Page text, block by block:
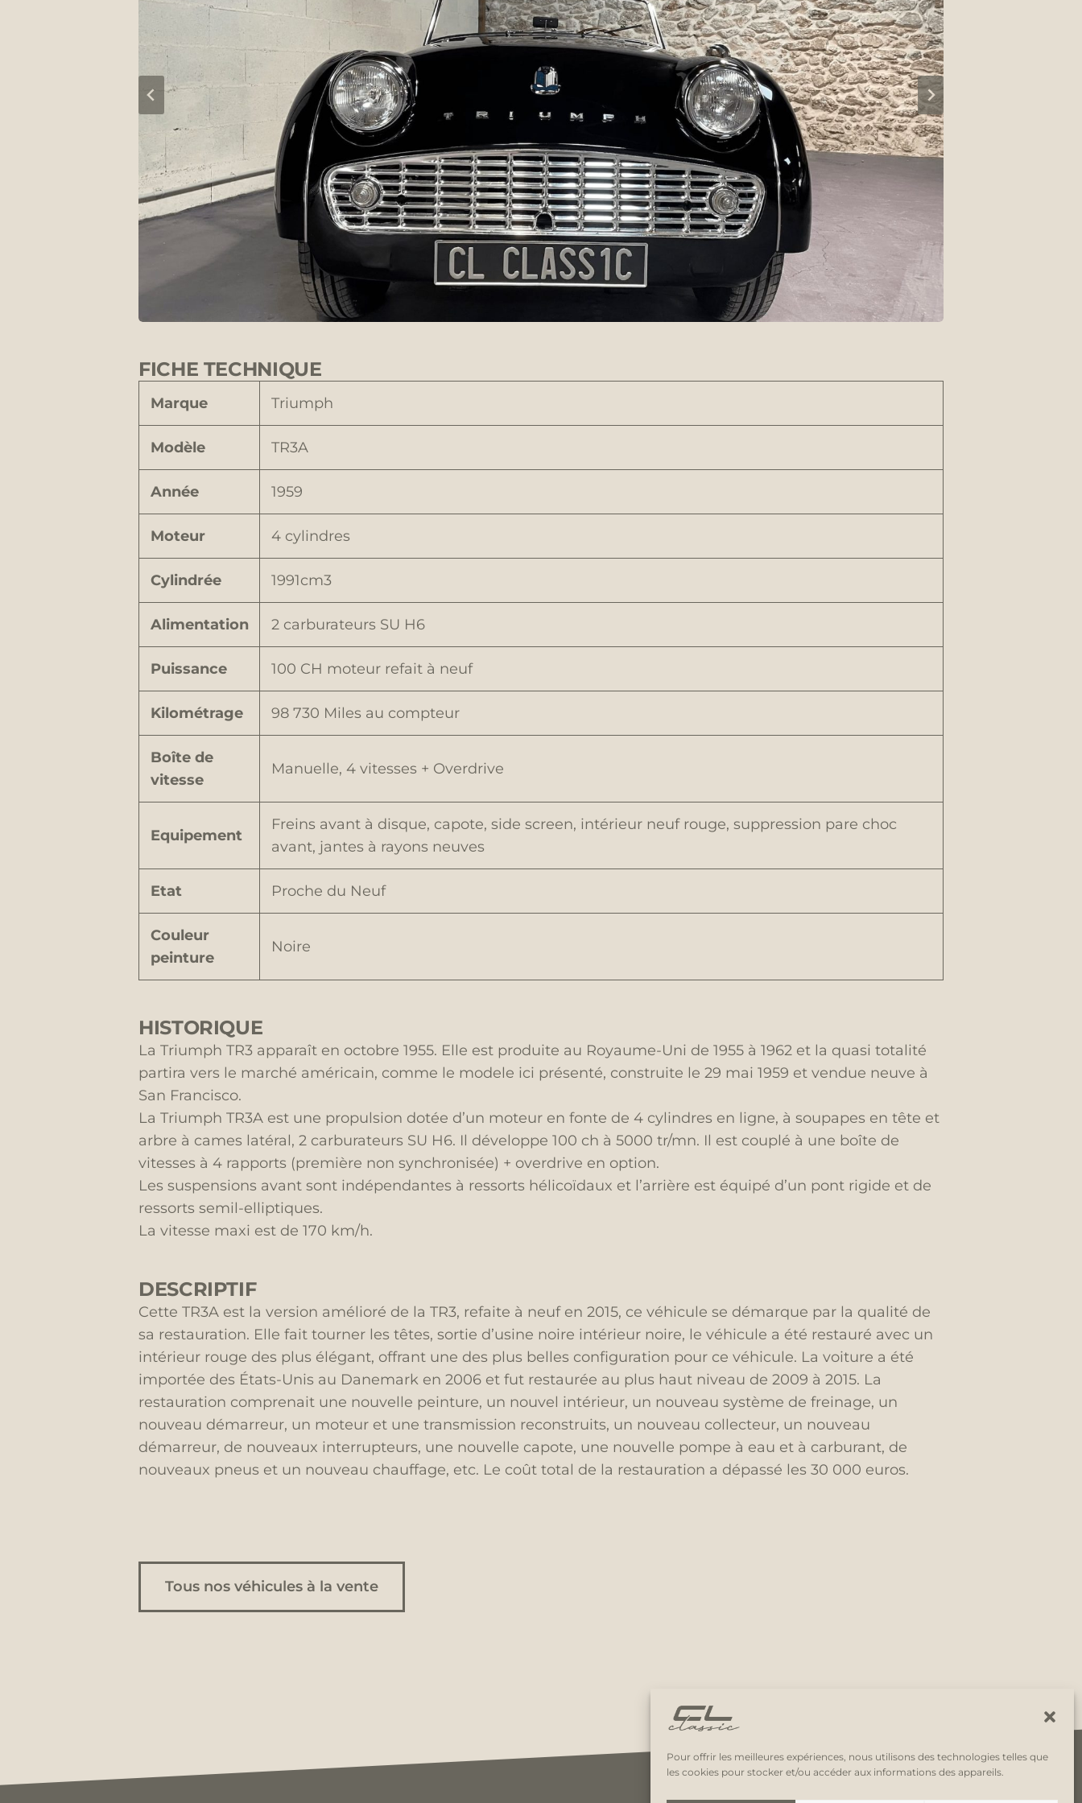
Pour offrir les meilleures expériences, nous utilisons des technologies telles que
les cookies pour stocker et/ou accéder aux informations des appareils.
FICHE TECHNIQUE
Marque Triumph
Modèle TR3A
Année 1959
Moteur 4 cylindres
Cylindrée 1991cm3
Alimentation 2 carburateurs SU H6
Puissance 100 CH moteur refait à neuf
Kilométrage 98 730 Miles au compteur
Boîte de
vitesse
Manuelle, 4 vitesses + Overdrive
Equipement
Freins avant à disque, capote, side screen, intérieur neuf rouge, suppression pare choc
avant, jantes à rayons neuves
Etat Proche du Neuf
Couleur
peinture
Noire
HISTORIQUE
La Triumph TR3 apparaît en octobre 1955. Elle est produite au Royaume-Uni de 1955 à 1962 et la quasi totalité
partira vers le marché américain, comme le modele ici présenté, construite le 29 mai 1959 et vendue neuve à
San Francisco.
La Triumph TR3A est une propulsion dotée d’un moteur en fonte de 4 cylindres en ligne, à soupapes en tête et
arbre à cames latéral, 2 carburateurs SU H6. Il développe 100 ch à 5000 tr/mn. Il est couplé à une boîte de
vitesses à 4 rapports (première non synchronisée) + overdrive en option.
Les suspensions avant sont indépendantes à ressorts hélicoïdaux et l’arrière est équipé d’un pont rigide et de
ressorts semil-elliptiques.
La vitesse maxi est de 170 km/h.
DESCRIPTIF
Cette TR3A est la version amélioré de la TR3, refaite à neuf en 2015, ce véhicule se démarque par la qualité de
sa restauration. Elle fait tourner les têtes, sortie d’usine noire intérieur noire, le véhicule a été restauré avec un
intérieur rouge des plus élégant, offrant une des plus belles configuration pour ce véhicule. La voiture a été
importée des États-Unis au Danemark en 2006 et fut restaurée au plus haut niveau de 2009 à 2015. La
restauration comprenait une nouvelle peinture, un nouvel intérieur, un nouveau système de freinage, un
nouveau démarreur, un moteur et une transmission reconstruits, un nouveau collecteur, un nouveau
démarreur, de nouveaux interrupteurs, une nouvelle capote, une nouvelle pompe à eau et à carburant, de
nouveaux pneus et un nouveau chauffage, etc. Le coût total de la restauration a dépassé les 30 000 euros.
Tous nos véhicules à la vente